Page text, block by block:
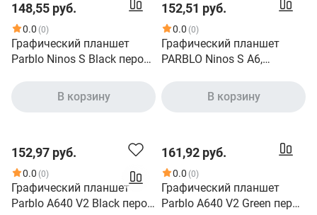
148,55 руб.
0.0 (0)
Графический планшет
Parblo Ninos S Black перо
клавиш 5/8192 уровней
нажатия/ USB C
В корзину
152,51 руб.
0.0 (0)
Графический планшет
PARBLO Ninos S A6,
В корзину
152,97 руб.
0.0 (0)
Графический планшет
Parblo A640 V2 Black перо
161,92 руб.
0.0 (0)
Графический планшет
Parblo A640 V2 Green перо